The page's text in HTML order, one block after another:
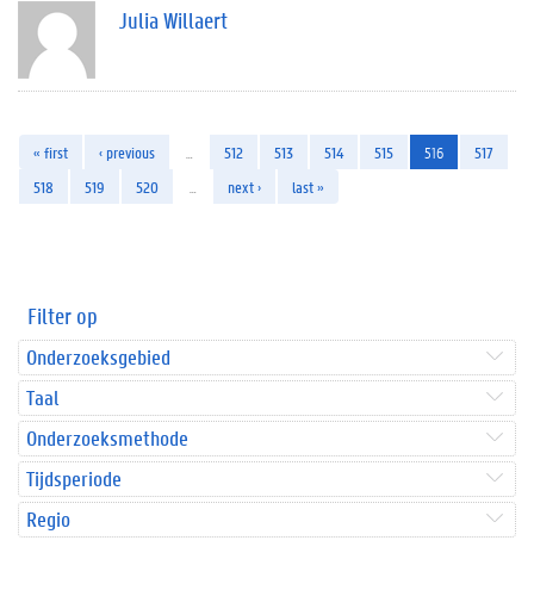
Julia Willaert
« first ‹ previous 512 513 514 515 516
517
518
519 520 next › last »
Filter op
Onderzoeksgebied
Taal
Onderzoeksmethode
Tijdsperiode
Regio